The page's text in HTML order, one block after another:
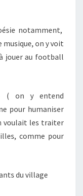
notamment,
musique, on y voit
jouer au football
( on y entend
pour humaniser
voulait les traiter
comme pour
du village